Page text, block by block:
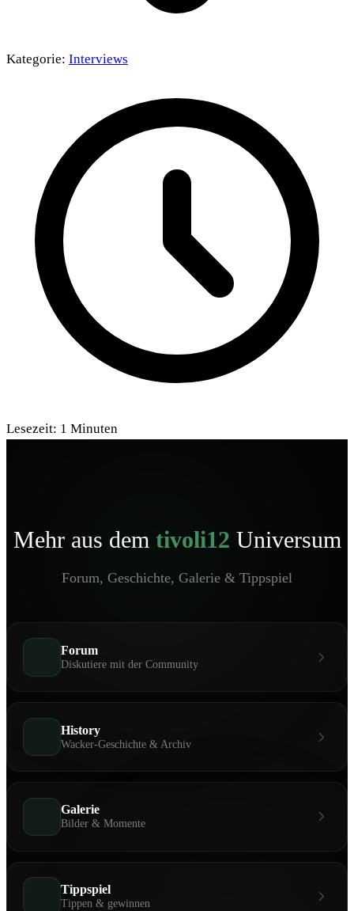
Kategorie: Interviews
Lesezeit: 1 Minuten
Mehr aus dem tivoli12 Universum
Forum, Geschichte, Galerie & Tippspiel
Forum
Diskutiere mit der Community
History
Wacker-Geschichte & Archiv
Galerie
Bilder & Momente
Tippspiel
Tippen & gewinnen